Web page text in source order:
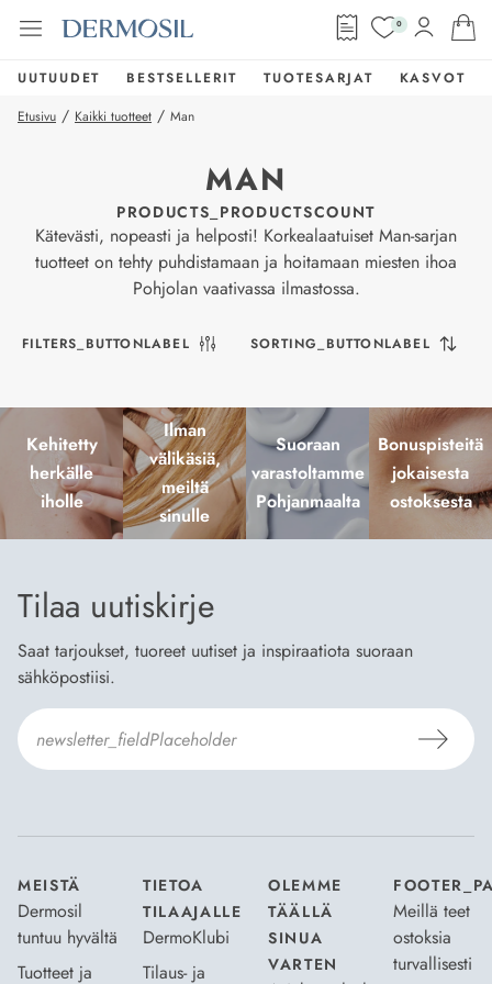
0
UUTUUDET BESTSELLERIT TUOTESARJAT
KASVOT
Etusivu / Kaikki tuotteet / Man
MAN
PRODUCTS_PRODUCTSCOUNT
Kätevästi, nopeasti ja helposti! Korkealaatuiset Man-sarjan
tuotteet on tehty puhdistamaan ja hoitamaan miesten ihoa
Pohjolan vaativassa ilmastossa.
FILTERS_BUTTONLABEL SORTING_BUTTONLABEL
Kehitetty
herkälle
iholle
Ilman
välikäsiä,
meiltä
sinulle
Suoraan
varastoltamme
Pohjanmaalta
Bonuspisteitä
jokaisesta
ostoksesta
Tilaa uutiskirje
Saat tarjoukset, tuoreet uutiset ja inspiraatiota suoraan
sähköpostiisi.
MEISTÄ
Dermosil
tuntuu hyvältä
Tuotteet ja
TIETOA
TILAAJALLE
DermoKlubi
Tilaus- ja
OLEMME
TÄÄLLÄ
SINUA
VARTEN
Meillä teet
ostoksia
turvallisesti